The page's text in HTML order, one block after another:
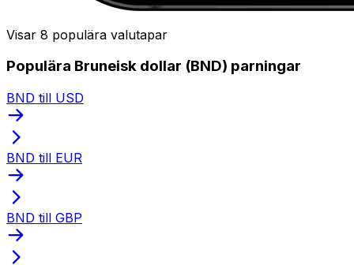
Visar 8 populära valutapar
Populära Bruneisk dollar (BND) parningar
BND till USD
BND till EUR
BND till GBP